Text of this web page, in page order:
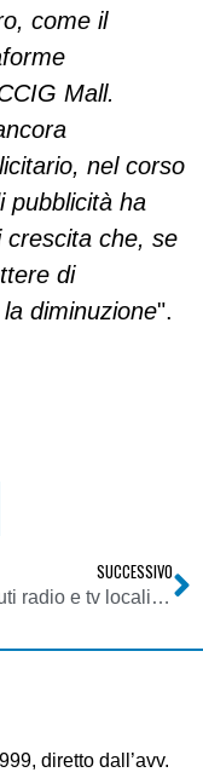
come il
Mall.
nel corso
pubblicità ha
crescita che, se
di
diminuzione".
SUCCESSIVO
Contributi radio e tv locali. Soliti ritardi per le tv. Pronte invece le graduatorie del 2013 per le radio
diretto dall’avv.